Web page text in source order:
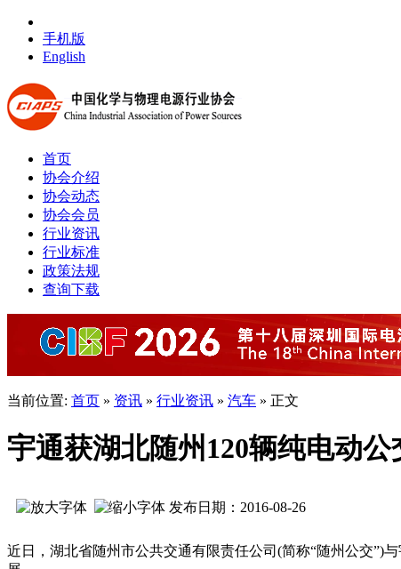
手机版
English
首页
协会介绍
协会动态
协会会员
行业资讯
行业标准
政策法规
查询下载
当前位置: 首页 » 资讯 » 行业资讯 » 汽车 » 正文
宇通获湖北随州120辆纯电动公
发布日期：2016-08-26
近日，湖北省随州市公共交通有限责任公司(简称“随州公交”)